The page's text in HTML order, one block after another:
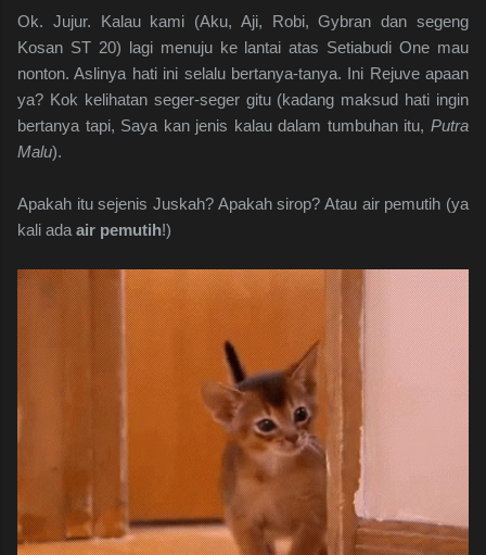
Ok. Jujur. Kalau kami (Aku, Aji, Robi, Gybran dan segeng
Kosan ST 20) lagi menuju ke lantai atas Setiabudi One mau
nonton. Aslinya hati ini selalu bertanya-tanya. Ini Rejuve apaan
ya? Kok kelihatan seger-seger gitu (kadang maksud hati ingin
bertanya tapi, Saya kan jenis kalau dalam tumbuhan itu, Putra
Malu).
Apakah itu sejenis Juskah? Apakah sirop? Atau air pemutih (ya
kali ada air pemutih!)